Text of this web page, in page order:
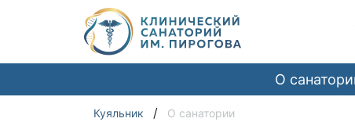
О
Куяльник / О санатории